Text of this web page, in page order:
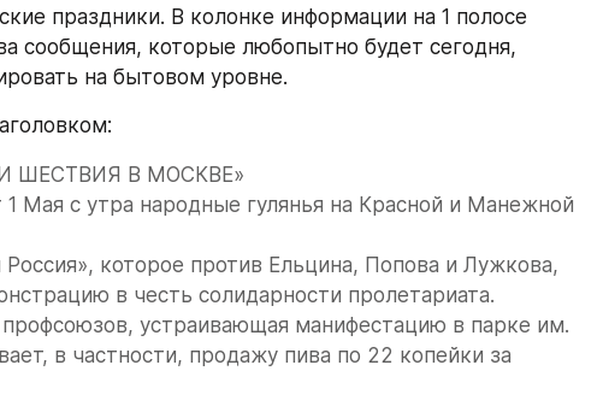
праздники. В колонке информации на 1 полосе
сообщения, которые любопытно будет сегодня,
на бытовом уровне.
ШЕСТВИЯ В МОСКВЕ»
1 Мая с утра народные гулянья на Красной и Манежной
которое против Ельцина, Попова и Лужкова,
в честь солидарности пролетариата.
устраивающая манифестацию в парке им.
в частности, продажу пива по 22 копейки за